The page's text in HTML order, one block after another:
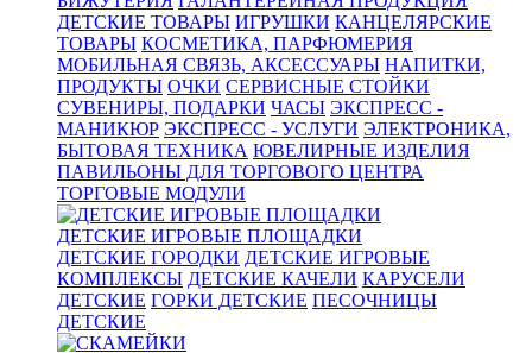
ДЕТСКИЕ ТОВАРЫ ИГРУШКИ КАНЦЕЛЯРСКИЕ
ТОВАРЫ КОСМЕТИКА, ПАРФЮМЕРИЯ
МОБИЛЬНАЯ СВЯЗЬ, АКСЕССУАРЫ НАПИТКИ,
ПРОДУКТЫ ОЧКИ СЕРВИСНЫЕ СТОЙКИ
СУВЕНИРЫ, ПОДАРКИ ЧАСЫ ЭКСПРЕСС -
МАНИКЮР ЭКСПРЕСС - УСЛУГИ ЭЛЕКТРОНИКА,
БЫТОВАЯ ТЕХНИКА ЮВЕЛИРНЫЕ ИЗДЕЛИЯ
ПАВИЛЬОНЫ ДЛЯ ТОРГОВОГО ЦЕНТРА
ТОРГОВЫЕ МОДУЛИ
ДЕТСКИЕ ИГРОВЫЕ ПЛОЩАДКИ
ДЕТСКИЕ ГОРОДКИ ДЕТСКИЕ ИГРОВЫЕ
КОМПЛЕКСЫ ДЕТСКИЕ КАЧЕЛИ КАРУСЕЛИ
ДЕТСКИЕ ГОРКИ ДЕТСКИЕ ПЕСОЧНИЦЫ
ДЕТСКИЕ